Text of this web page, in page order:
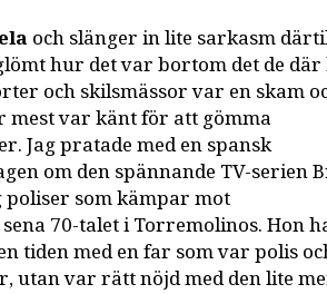
och slänger in lite sarkasm
hur det var bortom det de
och skilsmässor var en skam
mest var känt för att gömma
Jag pratade med en spansk
om den spännande TV-serien
poliser som kämpar mot
70-talet i Torremolinos. Hon
tiden med en far som var polis
utan var rätt nöjd med den lite